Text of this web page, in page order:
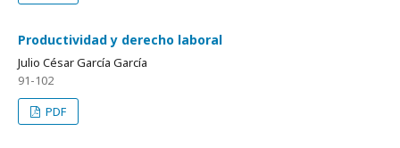
Productividad y derecho laboral
Julio César García García
91-102
PDF